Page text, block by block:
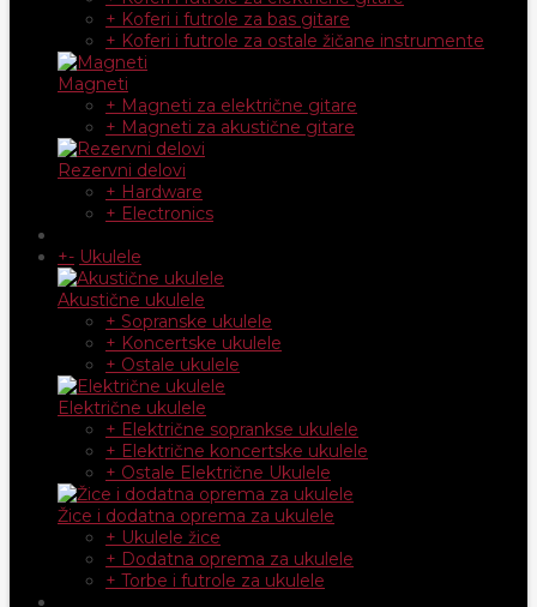
+ Koferi i futrole za bas gitare
+ Koferi i futrole za ostale žičane instrumente
Magneti
+ Magneti za električne gitare
+ Magneti za akustične gitare
Rezervni delovi
+ Hardware
+ Electronics
+- Ukulele
Akustične ukulele
+ Sopranske ukulele
+ Koncertske ukulele
+ Ostale ukulele
Električne ukulele
+ Električne soprankse ukulele
+ Električne koncertske ukulele
+ Ostale Električne Ukulele
Žice i dodatna oprema za ukulele
+ Ukulele žice
+ Dodatna oprema za ukulele
+ Torbe i futrole za ukulele